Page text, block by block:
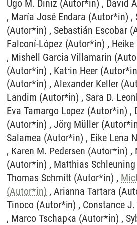
(Autor*in) , Arianna Tartara
Tinoco (Autor*in) , Constance
, Marco Tschapka (Autor*in) ,